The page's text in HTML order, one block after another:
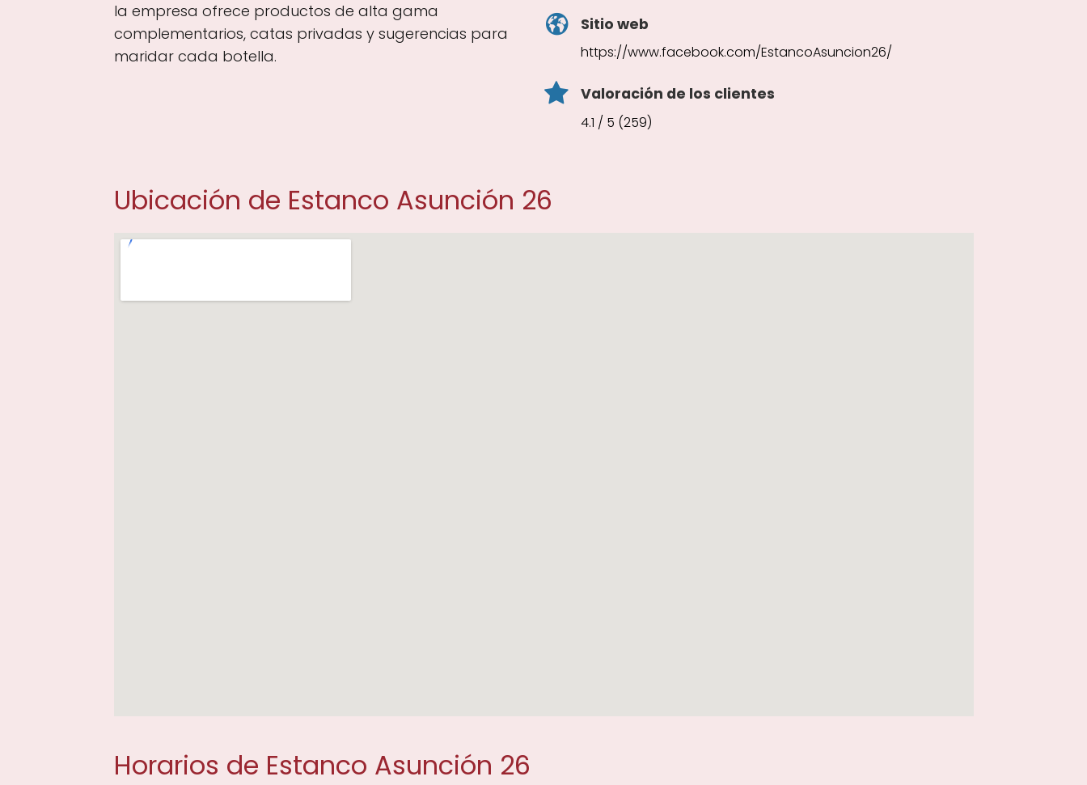
la empresa ofrece productos de alta gama
complementarios, catas privadas y sugerencias para
maridar cada botella.
Sitio web
https://www.facebook.com/EstancoAsuncion26/
Valoración de los clientes
4.1 / 5 (259)
Ubicación de Estanco Asunción 26
Horarios de Estanco Asunción 26